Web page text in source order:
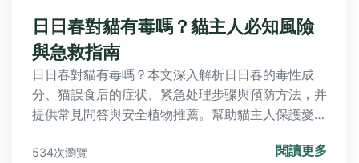
日日春對貓有毒嗎？貓主人必知風險
與急救指南
日日春對貓有毒嗎？本文深入解析日日春的毒性成
分、猫誤食后的症状、紧急处理步骤與預防方法，并
提供常見問答與安全植物推薦。幫助貓主人保護愛貓
急狀況。
534次瀏覽 閱讀更多